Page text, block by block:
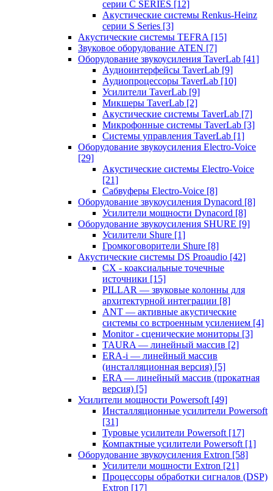
серии C SERIES [12]
Акустические системы Renkus-Heinz
серии S Series [3]
Акустические системы TEFRA [15]
Звуковое оборудование ATEN [7]
Оборудование звукоусиления TaverLab [41]
Аудиоинтерфейсы TaverLab [9]
Аудиопроцессоры TaverLab [10]
Усилители TaverLab [9]
Микшеры TaverLab [2]
Акустические системы TaverLab [7]
Микрофонные системы TaverLab [3]
Системы управления TaverLab [1]
Оборудование звукоусиления Electro-Voice
[29]
Акустические системы Electro-Voice
[21]
Сабвуферы Electro-Voice [8]
Оборудование звукоусиления Dynacord [8]
Усилители мощности Dynacord [8]
Оборудование звукоусиления SHURE [9]
Усилители Shure [1]
Громкоговорители Shure [8]
Акустические системы DS Proaudio [42]
CX - коаксиальные точечные
источники [15]
PILLAR — звуковые колонны для
архитектурной интеграции [8]
ANT — активные акустические
системы со встроенным усилением [4]
Monitor - сценические мониторы [3]
TAURA — линейный массив [2]
ERA-i — линейный массив
(инсталляционная версия) [5]
ERA — линейный массив (прокатная
версия) [5]
Усилители мощности Powersoft [49]
Инсталляционные усилители Powersoft
[31]
Туровые усилители Powersoft [17]
Компактные усилители Powersoft [1]
Оборудование звукоусиления Extron [58]
Усилители мощности Extron [21]
Процессоры обработки сигналов (DSP)
Extron [17]